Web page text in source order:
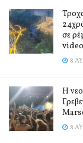
σε
video
8
Η
8